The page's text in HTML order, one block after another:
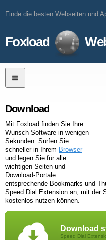
Finde die besten Webseiten und
Foxload
Download
Mit Foxload finden Sie Ihre
Wunsch-Software in wenigen
Sekunden. Surfen Sie
schneller in Ihrem Browser
und legen Sie für alle
wichtigen Seiten und
Download-Portale
entsprechende Bookmarks und
Speed Dial Extension an, mit der
kostenlos nutzen können.
Download
Speed Dial